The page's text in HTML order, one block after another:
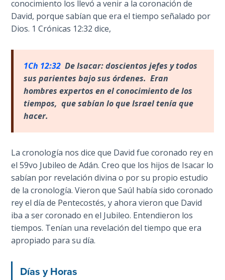
The Epistle
of
Sanctification
First
Corinthians
The Epistle
of
Sanctification
- Book 3
Corinthians
The Epistle
of
Sanctification
- Book 4
Second
Corinthians:
conocimiento los llevó a venir a la coronación de
David, porque sabían que era el tiempo señalado por
Dios. 1 Crónicas 12:32 dice,
1Ch 12:32 De Isacar: doscientos jefes y todos
sus parientes bajo susórdenes. Eran
hombres expertos en el conocimiento de los
tiempos, que sabían lo que Israel tenía que
hacer.
La cronología nos dice que David fue coronado rey en
el 59vo Jubileo de Adán. Creo que los hijos de Isacar lo
sabían por revelación divina o por su propio estudio
de la cronología. Vieron que Saúl había sido coronado
rey el día de Pentecostés, y ahora vieron que David
iba a ser coronado en el Jubileo. Entendieron los
tiempos. Tenían una revelación del tiempo que era
apropiado para su día.
Días y Horas